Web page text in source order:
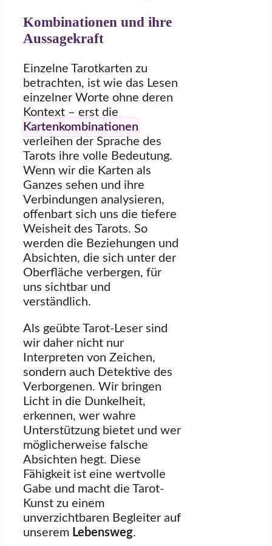
Kombinationen und ihre
Aussagekraft
Einzelne Tarotkarten zu
betrachten, ist wie das Lesen
einzelner Worte ohne deren
Kontext – erst die
Kartenkombinationen
verleihen der Sprache des
Tarots ihre volle Bedeutung.
Wenn wir die Karten als
Ganzes sehen und ihre
Verbindungen analysieren,
offenbart sich uns die tiefere
Weisheit des Tarots. So
werden die Beziehungen und
Absichten, die sich unter der
Oberfläche verbergen, für
uns sichtbar und
verständlich.
Als geübte Tarot-Leser sind
wir daher nicht nur
Interpreten von Zeichen,
sondern auch Detektive des
Verborgenen. Wir bringen
Licht in die Dunkelheit,
erkennen, wer wahre
Unterstützung bietet und wer
möglicherweise falsche
Absichten hegt. Diese
Fähigkeit ist eine wertvolle
Gabe und macht die Tarot-
Kunst zu einem
unverzichtbaren Begleiter auf
unserem Lebensweg.